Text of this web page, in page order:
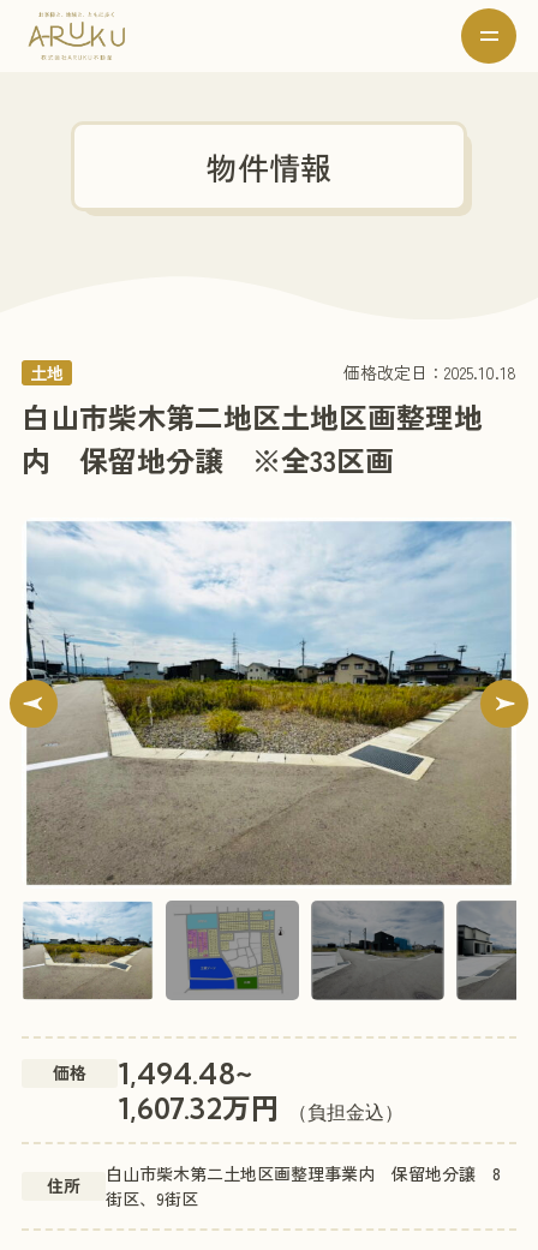
物件情報
土地 価格改定日：2025.10.18
白山市柴木第二地区土地区画整理地
内 保留地分譲 ※全33区画
価格 1,494.48~
1,607.32万円 （負担金込）
住所
白山市柴木第二土地区画整理事業内 保留地分譲 8
街区、9街区